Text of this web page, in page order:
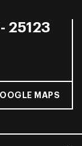
25123
MAPS